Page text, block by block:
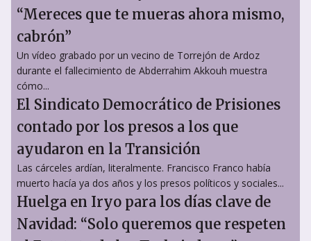
“Mereces que te mueras ahora mismo,
cabrón”
Un vídeo grabado por un vecino de Torrejón de Ardoz
durante el fallecimiento de Abderrahim Akkouh muestra
cómo...
El Sindicato Democrático de Prisiones
contado por los presos a los que
ayudaron en la Transición
Las cárceles ardían, literalmente. Francisco Franco había
muerto hacía ya dos años y los presos políticos y sociales...
Huelga en Iryo para los días clave de
Navidad: “Solo queremos que respeten